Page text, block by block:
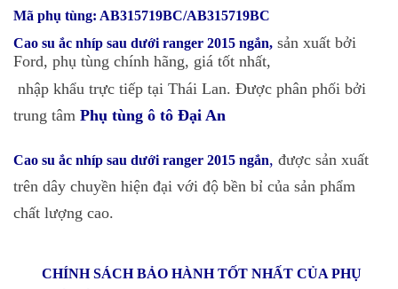
Mã phụ tùng: AB315719BC/AB315719BC
Cao su ắc nhíp sau dưới ranger 2015 ngắn, sản xuất bởi
Ford, phụ tùng chính hãng, giá tốt nhất,
nhập khẩu trực tiếp tại Thái Lan. Được phân phối bởi
trung tâm Phụ tùng ô tô Đại An
Cao su ắc nhíp sau dưới ranger 2015 ngắn, được sản xuất
trên dây chuyền hiện đại với độ bền bỉ của sản phẩm
chất lượng cao.
CHÍNH SÁCH BẢO HÀNH TỐT NHẤT CỦA PHỤ